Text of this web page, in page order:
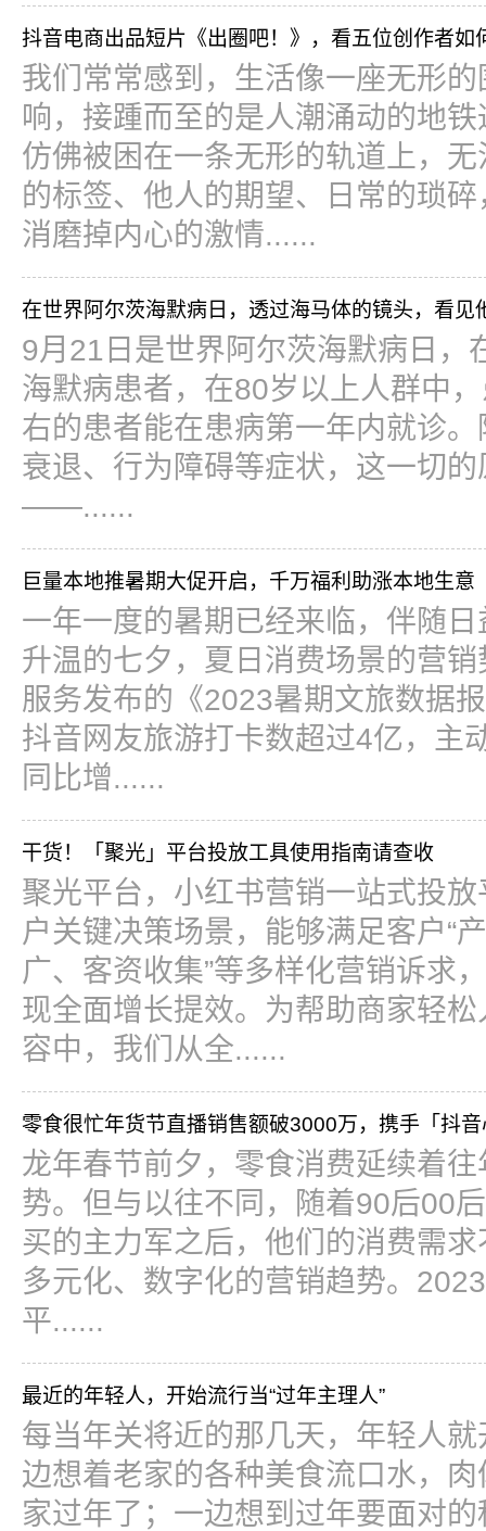
抖音电商出品短片《出圈吧！》，看五位创作者如
我们常常感到，生活像一座无形
响，接踵而至的是人潮涌动的地
仿佛被困在一条无形的轨道上，
的标签、他人的期望、日常的琐
消磨掉内心的激情......
在世界阿尔茨海默病日，透过海马体的镜头，看见
9月21日是世界阿尔茨海默病日，
海默病患者，在80岁以上人群中
右的患者能在患病第一年内就诊
衰退、行为障碍等症状，这一切
——......
巨量本地推暑期大促开启，千万福利助涨本地生意
一年一度的暑期已经来临，伴随
升温的七夕，夏日消费场景的营
服务发布的《2023暑期文旅数据
抖音网友旅游打卡数超过4亿，主
同比增......
干货！「聚光」平台投放工具使用指南请查收
聚光平台，小红书营销一站式投
户关键决策场景，能够满足客户“
广、客资收集”等多样化营销诉求
现全面增长提效。为帮助商家轻
容中，我们从全......
零食很忙年货节直播销售额破3000万，携手「抖
龙年春节前夕，零食消费延续着往
势。但与以往不同，随着90后00
买的主力军之后，他们的消费需
多元化、数字化的营销趋势。
平......
最近的年轻人，开始流行当“过年主理人”
每当年关将近的那几天，年轻人
边想着老家的各种美食流口水，
家过年了；一边想到过年要面对